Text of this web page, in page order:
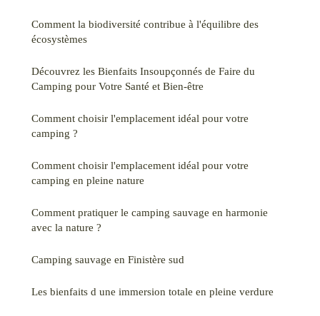
Comment la biodiversité contribue à l'équilibre des
écosystèmes
Découvrez les Bienfaits Insoupçonnés de Faire du
Camping pour Votre Santé et Bien-être
Comment choisir l'emplacement idéal pour votre
camping ?
Comment choisir l'emplacement idéal pour votre
camping en pleine nature
Comment pratiquer le camping sauvage en harmonie
avec la nature ?
Camping sauvage en Finistère sud
Les bienfaits d une immersion totale en pleine verdure